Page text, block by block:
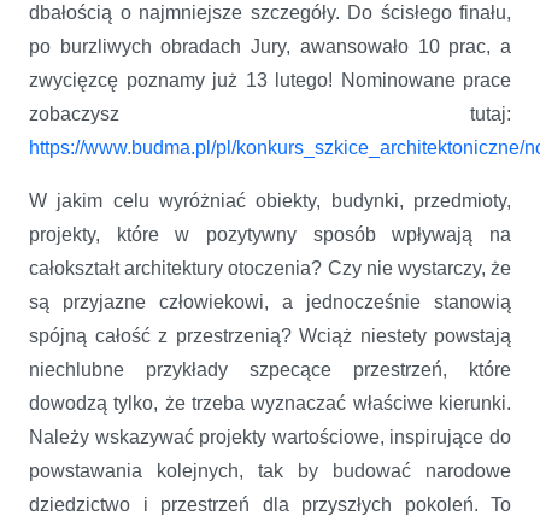
dbałością o najmniejsze szczegóły. Do ścisłego finału,
po burzliwych obradach Jury, awansowało 10 prac, a
zwycięzcę poznamy już 13 lutego! Nominowane prace
zobaczysz tutaj:
https://www.budma.pl/pl/konkurs_szkice_architektoniczne/
W jakim celu wyróżniać obiekty, budynki, przedmioty,
projekty, które w pozytywny sposób wpływają na
całokształt architektury otoczenia? Czy nie wystarczy, że
są przyjazne człowiekowi, a jednocześnie stanowią
spójną całość z przestrzenią? Wciąż niestety powstają
niechlubne przykłady szpecące przestrzeń, które
dowodzą tylko, że trzeba wyznaczać właściwe kierunki.
Należy wskazywać projekty wartościowe, inspirujące do
powstawania kolejnych, tak by budować narodowe
dziedzictwo i przestrzeń dla przyszłych pokoleń. To